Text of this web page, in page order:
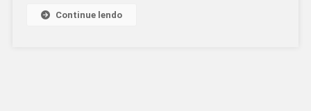
Continue lendo